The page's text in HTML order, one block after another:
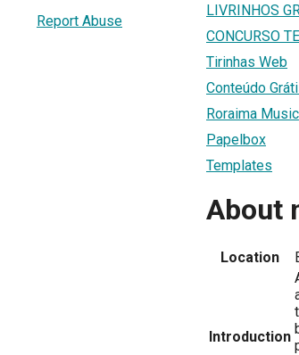
Report Abuse
LIVRINHOS
CONCURSO
Tirinhas Web
Conteúdo
Roraima Music
Papelbox
Templates
About
Location
Introduction